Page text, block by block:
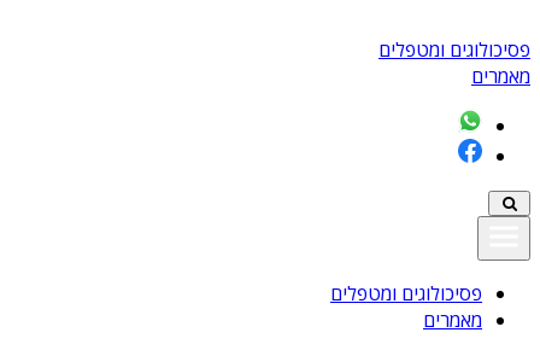
פסיכולוגים ומטפלים
מאמרים
פסיכולוגים ומטפלים
מאמרים